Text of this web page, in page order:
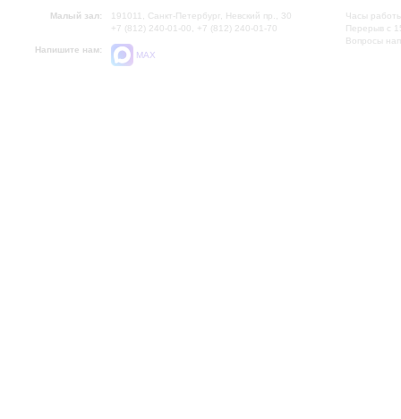
Малый зал:
191011, Санкт-Петербург, Невский пр., 30
+7 (812) 240-01-00, +7 (812) 240-01-70
Напишите нам:
MAX
Часы
Перерыв с
Вопросы